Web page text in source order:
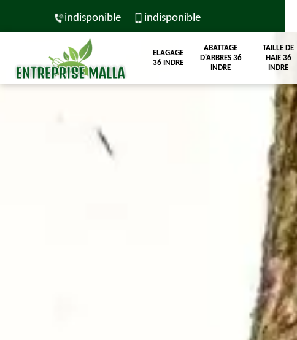
indisponible indisponible
ELAGAGE
36 INDRE
ABATTAGE
D'ARBRES 36
INDRE
TAILLE DE
HAIE 36
INDRE